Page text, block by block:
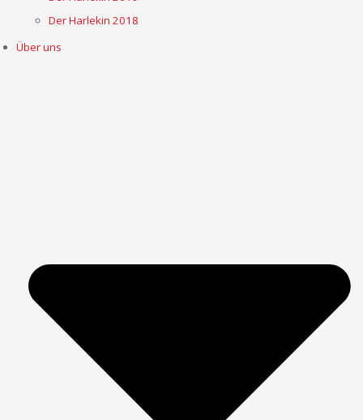
Der Harlekin 2018
Über uns